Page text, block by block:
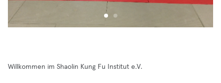
Willkommen im Shaolin Kung Fu Institut e.V.